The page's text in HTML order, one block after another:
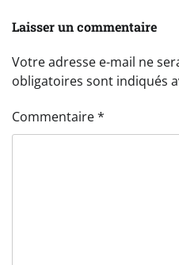
Laisser un commentaire
Votre adresse e-mail ne
obligatoires sont indiqués
Commentaire*